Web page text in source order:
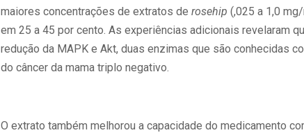
maiores concentrações de extratos de rosehip (,025 a 1,0
em 25 a 45 por cento. As experiências adicionais revelaram
redução da MAPK e Akt, duas enzimas que são conhecidas
do câncer da mama triplo negativo.
O extrato também melhorou a capacidade do medicamento